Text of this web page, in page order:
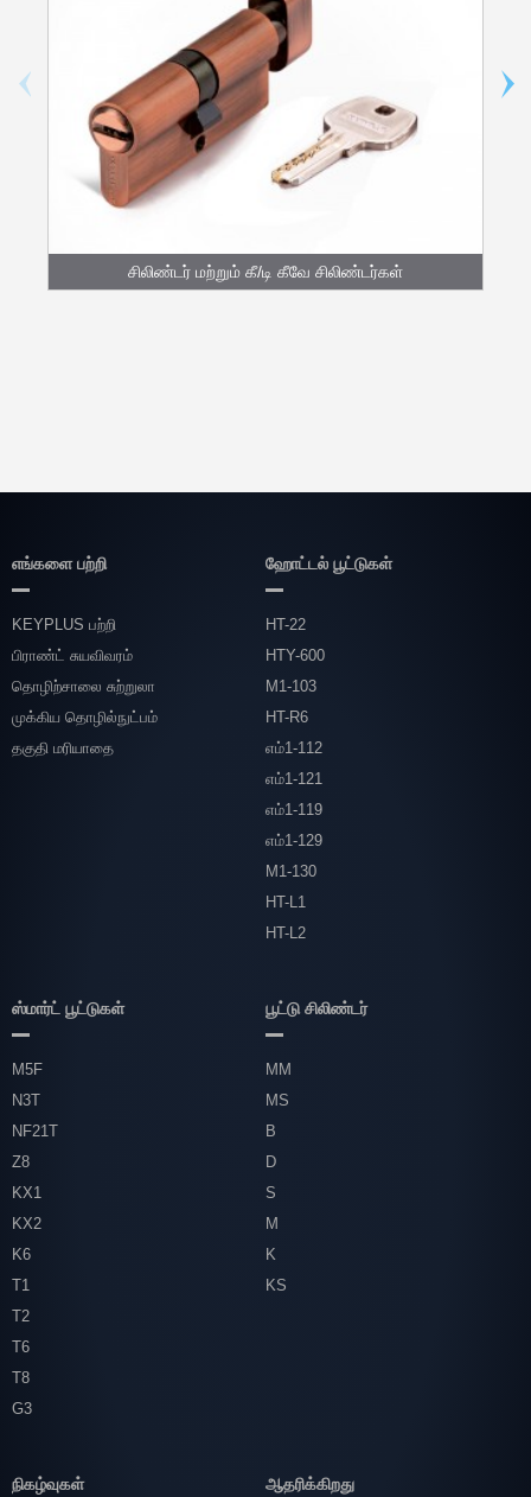
சிலிண்டர் மற்றும் கீ/டி கீவே சிலிண்டர்கள்
எங்களை பற்றி
KEYPLUS பற்றி
பிராண்ட் சுயவிவரம்
தொழிற்சாலை சுற்றுலா
முக்கிய தொழில்நுட்பம்
தகுதி மரியாதை
ஹோட்டல் பூட்டுகள்
HT-22
HTY-600
M1-103
HT-R6
எம்1-112
எம்1-121
எம்1-119
எம்1-129
M1-130
HT-L1
HT-L2
ஸ்மார்ட் பூட்டுகள்
M5F
N3T
NF21T
Z8
KX1
KX2
K6
T1
T2
T6
T8
G3
பூட்டு சிலிண்டர்
MM
MS
B
D
S
M
K
KS
நிகழ்வுகள் ஆதரிக்கிறது